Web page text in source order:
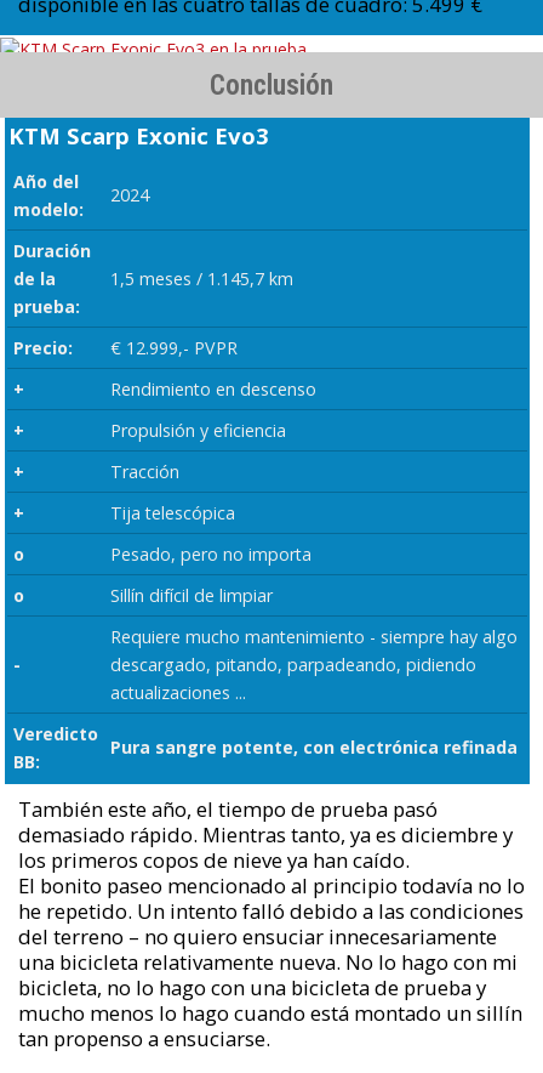
Conclusión
KTM Scarp Exonic Evo3
Año del
modelo:
2024
Duración
de la
prueba:
1,5 meses / 1.145,7 km
Precio:
€ 12.999,- PVPR
+
Rendimiento en descenso
+
Propulsión y eficiencia
+
Tracción
+
Tija telescópica
o
Pesado, pero no importa
o
Sillín difícil de limpiar
-
Requiere mucho mantenimiento - siempre hay algo
descargado, pitando, parpadeando, pidiendo
actualizaciones ...
Veredicto
BB:
Pura sangre potente, con electrónica refinada
También este año, el tiempo de prueba pasó
demasiado rápido. Mientras tanto, ya es diciembre y
los primeros copos de nieve ya han caído.
El bonito paseo mencionado al principio todavía no lo
he repetido. Un intento falló debido a las condiciones
del terreno – no quiero ensuciar innecesariamente
una bicicleta relativamente nueva. No lo hago con mi
bicicleta, no lo hago con una bicicleta de prueba y
mucho menos lo hago cuando está montado un sillín
tan propenso a ensuciarse.